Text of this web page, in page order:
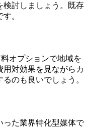
検討しましょう。既存
。
オプションで地域を
対効果を見ながらカ
のも良いでしょう。
った業界特化型媒体で